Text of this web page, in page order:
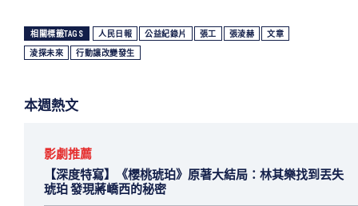
相關標籤TAGS 人民日報 公益紀錄片 張工 張淩赫 文章
淩探未來 行動讓改變發生
本週熱文
影劇推薦
【深度特寫】《櫻桃琥珀》原著大結局：林其樂找到丟失
琥珀 發現蔣嶠西的秘密